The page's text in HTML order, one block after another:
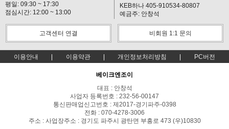
평일: 09:30 ~ 17:30
점심시간: 12:00 ~ 13:00
KEB하나 405-910534-80807
예금주: 안창석
고객센터 연결 비회원 1:1 문의
이용안내 이용약관 개인정보처리방침 PC버전
베이크엔조이
대표 : 안창석
사업자 등록번호 : 232-56-00147
통신판매업신고번호 : 제2017-경기파주-0398
전화 : 070-4278-3006
주소 : 사업장주소 : 경기도 파주시 광탄면 부흥로 473 (우)10830